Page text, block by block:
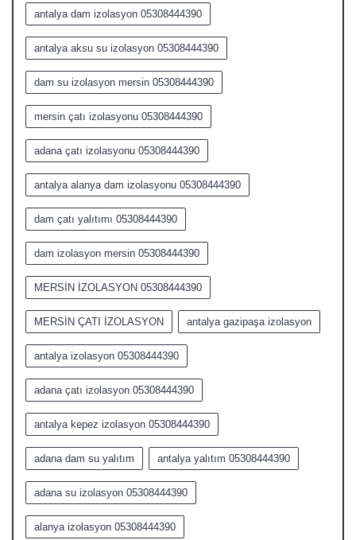
antalya dam izolasyon 05308444390
antalya aksu su izolasyon 05308444390
dam su izolasyon mersin 05308444390
mersin çatı izolasyonu 05308444390
adana çatı izolasyonu 05308444390
antalya alanya dam izolasyonu 05308444390
dam çatı yalıtımı 05308444390
dam izolasyon mersin 05308444390
MERSİN İZOLASYON 05308444390
MERSİN ÇATI İZOLASYON antalya gazipaşa izolasyon
antalya izolasyon 05308444390
adana çatı izolasyon 05308444390
antalya kepez izolasyon 05308444390
adana dam su yalıtım antalya yalıtım 05308444390
adana su izolasyon 05308444390
alanya izolasyon 05308444390